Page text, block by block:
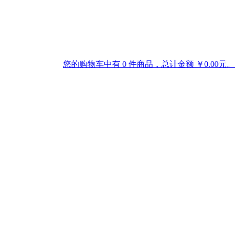
您的购物车中有 0 件商品，总计金额 ￥0.00元。